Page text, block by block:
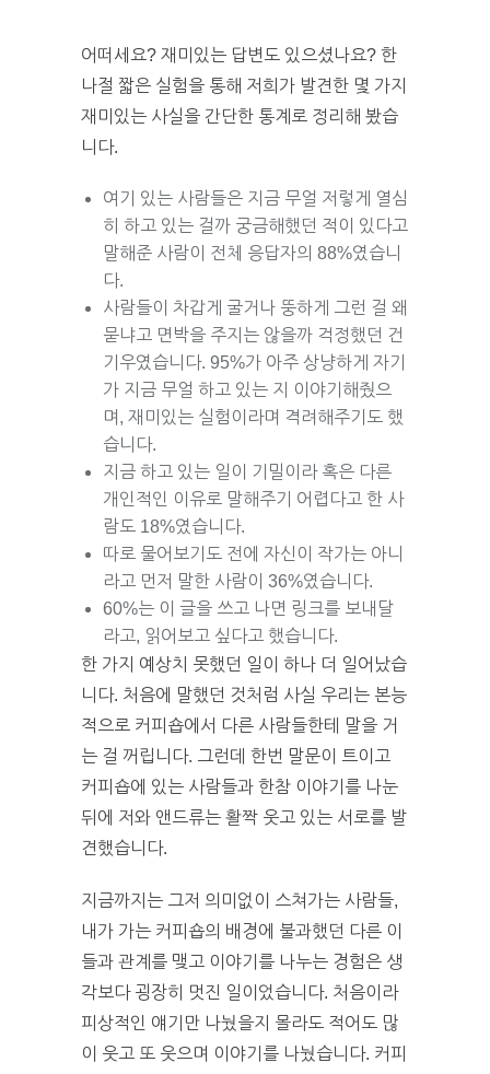
어떠세요? 재미있는 답변도 있으셨나요? 한
나절 짧은 실험을 통해 저희가 발견한 몇 가지
재미있는 사실을 간단한 통계로 정리해 봤습
니다.
여기 있는 사람들은 지금 무얼 저렇게 열심
히 하고 있는 걸까 궁금해했던 적이 있다고
말해준 사람이 전체 응답자의 88%였습니
다.
사람들이 차갑게 굴거나 뚱하게 그런 걸 왜
묻냐고 면박을 주지는 않을까 걱정했던 건
기우였습니다. 95%가 아주 상냥하게 자기
가 지금 무얼 하고 있는 지 이야기해줬으
며, 재미있는 실험이라며 격려해주기도 했
습니다.
지금 하고 있는 일이 기밀이라 혹은 다른
개인적인 이유로 말해주기 어렵다고 한 사
람도 18%였습니다.
따로 물어보기도 전에 자신이 작가는 아니
라고 먼저 말한 사람이 36%였습니다.
60%는 이 글을 쓰고 나면 링크를 보내달
라고, 읽어보고 싶다고 했습니다.
한 가지 예상치 못했던 일이 하나 더 일어났습
니다. 처음에 말했던 것처럼 사실 우리는 본능
적으로 커피숍에서 다른 사람들한테 말을 거
는 걸 꺼립니다. 그런데 한번 말문이 트이고
커피숍에 있는 사람들과 한참 이야기를 나눈
뒤에 저와 앤드류는 활짝 웃고 있는 서로를 발
견했습니다.
지금까지는 그저 의미없이 스쳐가는 사람들,
내가 가는 커피숍의 배경에 불과했던 다른 이
들과 관계를 맺고 이야기를 나누는 경험은 생
각보다 굉장히 멋진 일이었습니다. 처음이라
피상적인 얘기만 나눴을지 몰라도 적어도 많
이 웃고 또 웃으며 이야기를 나눴습니다. 커피